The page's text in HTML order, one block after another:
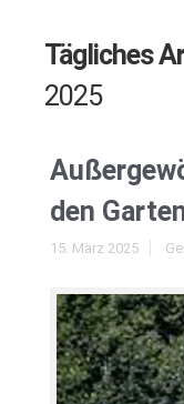
Tägliches
2025
den
15. März 2025